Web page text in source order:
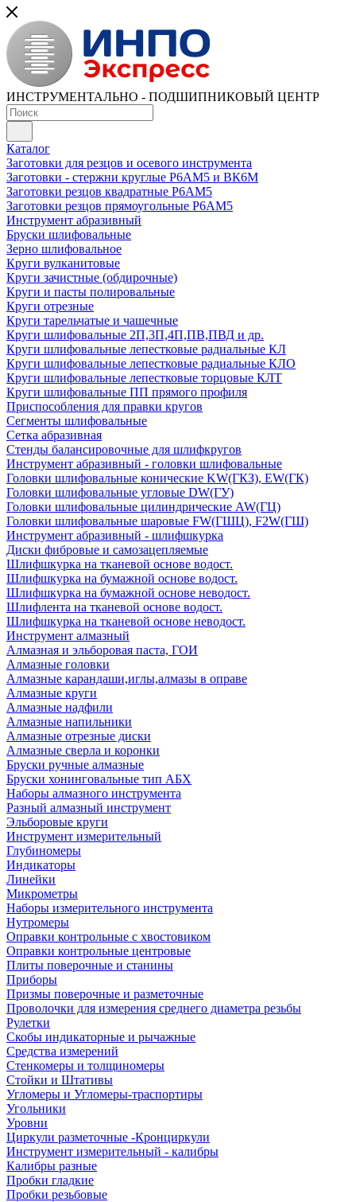
ИНСТРУМЕНТАЛЬНО - ПОДШИПНИКОВЫЙ ЦЕНТР
Каталог
Заготовки для резцов и осевого инструмента
Заготовки - стержни круглые Р6АМ5 и ВК6М
Заготовки резцов квадратные Р6АМ5
Заготовки резцов прямоугольные Р6АМ5
Инструмент абразивный
Бруски шлифовальные
Зерно шлифовальное
Круги вулканитовые
Круги зачистные (обдирочные)
Круги и пасты полировальные
Круги отрезные
Круги тарельчатые и чашечные
Круги шлифовальные 2П,3П,4П,ПВ,ПВД и др.
Круги шлифовальные лепестковые радиальные КЛ
Круги шлифовальные лепестковые радиальные КЛО
Круги шлифовальные лепестковые торцовые КЛТ
Круги шлифовальные ПП прямого профиля
Приспособления для правки кругов
Сегменты шлифовальные
Сетка абразивная
Стенды балансировочные для шлифкругов
Инструмент абразивный - головки шлифовальные
Головки шлифовальные конические KW(ГКЗ), EW(ГК)
Головки шлифовальные угловые DW(ГУ)
Головки шлифовальные цилиндрические AW(ГЦ)
Головки шлифовальные шаровые FW(ГШЦ), F2W(ГШ)
Инструмент абразивный - шлифшкурка
Диски фибровые и самозацепляемые
Шлифшкурка на тканевой основе водост.
Шлифшкурка на бумажной основе водост.
Шлифшкурка на бумажной основе неводост.
Шлифлента на тканевой основе водост.
Шлифшкурка на тканевой основе неводост.
Инструмент алмазный
Алмазная и эльборовая паста, ГОИ
Алмазные головки
Алмазные карандаши,иглы,алмазы в оправе
Алмазные круги
Алмазные надфили
Алмазные напильники
Алмазные отрезные диски
Алмазные сверла и коронки
Бруски ручные алмазные
Бруски хонинговальные тип АБХ
Наборы алмазного инструмента
Разный алмазный инструмент
Эльборовые круги
Инструмент измерительный
Глубиномеры
Индикаторы
Линейки
Микрометры
Наборы измерительного инструмента
Нутромеры
Оправки контрольные с хвостовиком
Оправки контрольные центровые
Плиты поверочные и станины
Приборы
Призмы поверочные и разметочные
Проволочки для измерения среднего диаметра резьбы
Рулетки
Скобы индикаторные и рычажные
Средства измерений
Стенкомеры и толщиномеры
Стойки и Штативы
Угломеры и Угломеры-траспортиры
Угольники
Уровни
Циркули разметочные -Кронциркули
Инструмент измерительный - калибры
Калибры разные
Пробки гладкие
Пробки резьбовые